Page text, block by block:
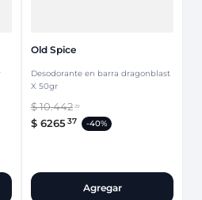
Old Spice
Desodorante en barra dragonblast
X 50gr
$10.442 29
$ 626537 -40%
Agregar